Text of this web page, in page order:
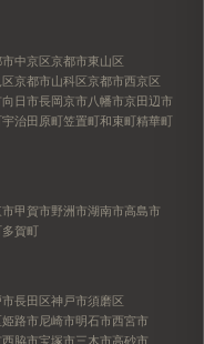
中京区京都市東山区
京都市山科区京都市西京区
向日市長岡京市八幡市京田辺市
宇治田原町笠置町和束町精華町
甲賀市野洲市湖南市高島市
多賀町
長田区神戸市須磨区
姫路市尼崎市明石市西宮市
西脇市宝塚市三木市高砂市